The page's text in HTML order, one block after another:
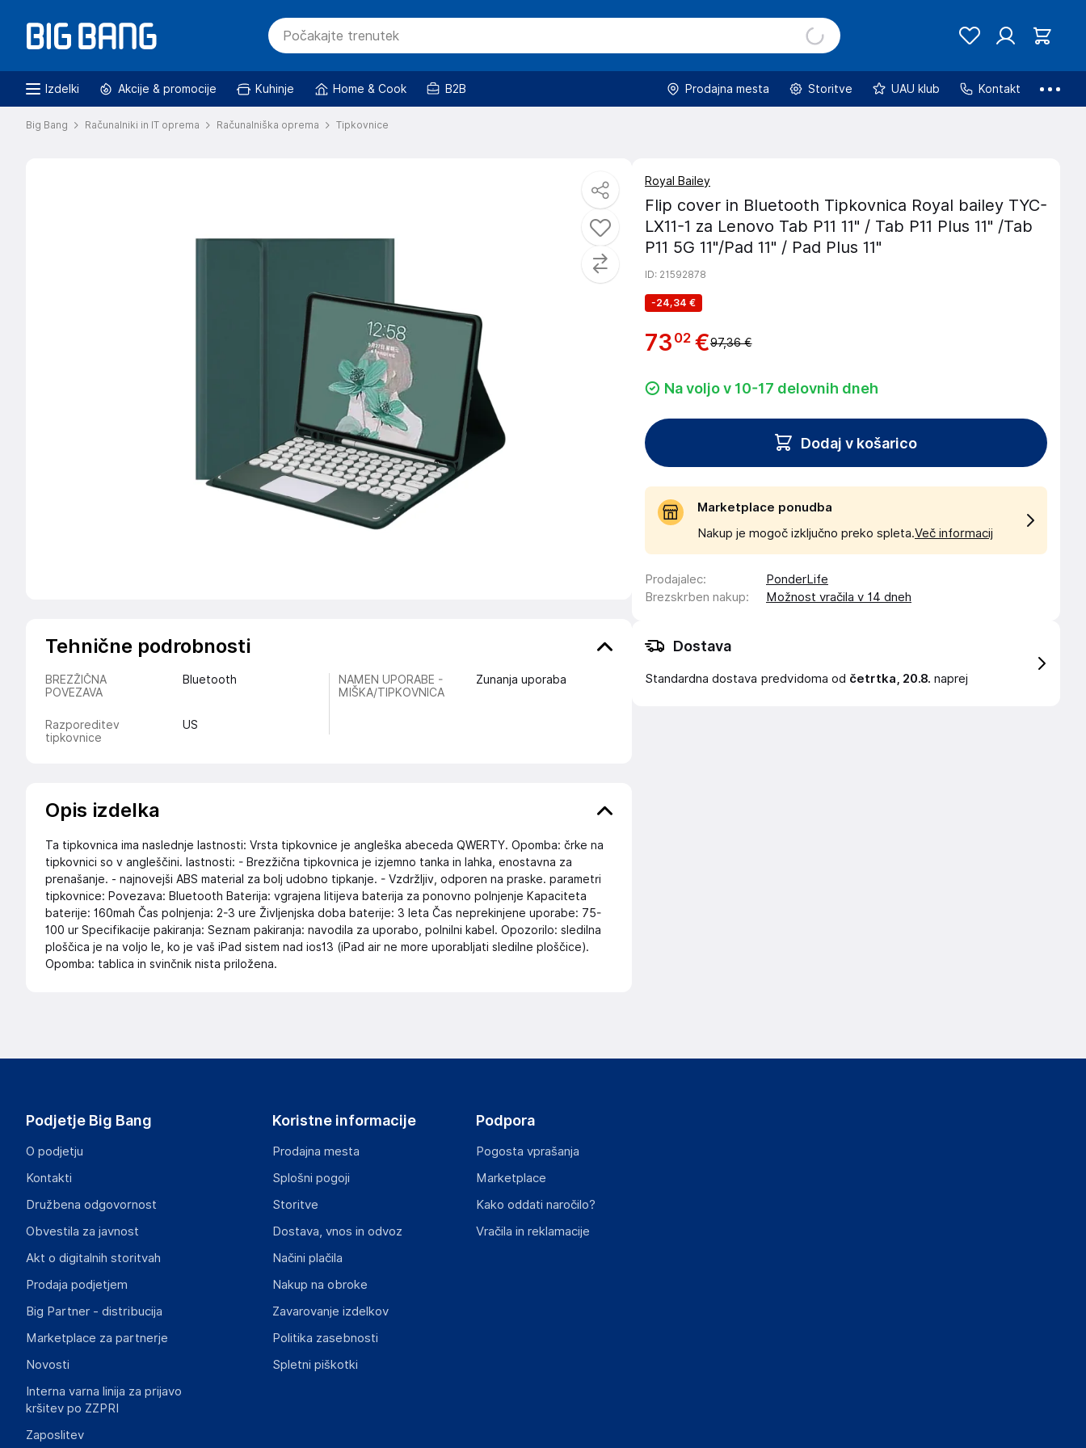
Izdelki Akcije & promocije Kuhinje Home & Cook B2B Prodajna mesta Storitve UAU klub Kontakt
Big Bang Računalniki in IT oprema Računalniška oprema Tipkovnice
Tehnične podrobnosti
BREZŽIČNA
POVEZAVA
Bluetooth
NAMEN UPORABE -
MIŠKA/TIPKOVNICA
Zunanja uporaba
Razporeditev
tipkovnice
US
Opis izdelka
Ta tipkovnica ima naslednje lastnosti: Vrsta tipkovnice je angleška abeceda QWERTY. Opomba: črke na
tipkovnici so v angleščini. lastnosti: - Brezžična tipkovnica je izjemno tanka in lahka, enostavna za
prenašanje. - najnovejši ABS material za bolj udobno tipkanje. - Vzdržljiv, odporen na praske. parametri
tipkovnice: Povezava: Bluetooth Baterija: vgrajena litijeva baterija za ponovno polnjenje Kapaciteta
baterije: 160mah Čas polnjenja: 2-3 ure Življenjska doba baterije: 3 leta Čas neprekinjene uporabe: 75-
100 ur Specifikacije pakiranja: Seznam pakiranja: navodila za uporabo, polnilni kabel. Opozorilo: sledilna
ploščica je na voljo le, ko je vaš iPad sistem nad ios13 (iPad air ne more uporabljati sledilne ploščice).
Opomba: tablica in svinčnik nista priložena.
Royal Bailey
Flip cover in Bluetooth Tipkovnica Royal bailey TYC-
LX11-1 za Lenovo Tab P11 11" / Tab P11 Plus 11" /Tab
P11 5G 11"/Pad 11" / Pad Plus 11"
ID: 21592878
-24,34 €
73 02 €97,36 €
Na voljo v 10-17 delovnih dneh
Dodaj v košarico
Marketplace ponudba
Nakup je mogoč izključno preko spleta.Več informacij
Prodajalec:
PonderLife
Brezskrben nakup: Možnost vračila v 14 dneh
Dostava
Standardna dostava predvidoma od četrtka, 20.8. naprej
Podjetje Big Bang
O podjetju
Kontakti
Družbena odgovornost
Obvestila za javnost
Akt o digitalnih storitvah
Prodaja podjetjem
Big Partner - distribucija
Marketplace za partnerje
Novosti
Interna varna linija za prijavo
kršitev po ZZPRI
Zaposlitev
Koristne informacije
Prodajna mesta
Splošni pogoji
Storitve
Dostava, vnos in odvoz
Načini plačila
Nakup na obroke
Zavarovanje izdelkov
Politika zasebnosti
Spletni piškotki
Podpora
Pogosta vprašanja
Marketplace
Kako oddati naročilo?
Vračila in reklamacije